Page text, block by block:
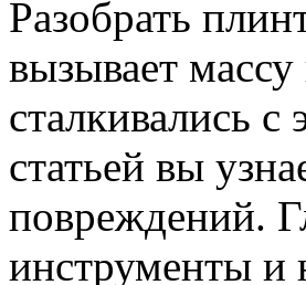
Разобрать
вызывает
сталкивались
статьей вы
повреждений.
инструменты и